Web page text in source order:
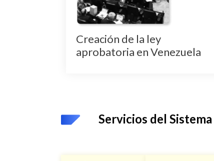
Creación de la ley
aprobatoria en Venezuela
Servicios del